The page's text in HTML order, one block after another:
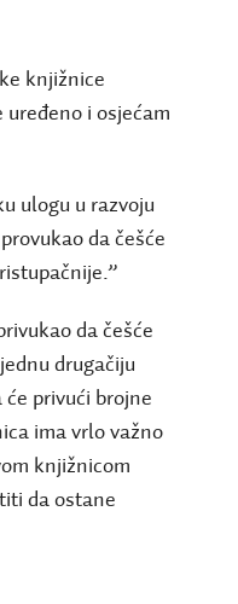
knjižnice
uređeno i osjećam
ulogu u razvoju
da češće
da češće
drugačiju
privući brojne
ima vrlo važno
knjižnicom
da ostane